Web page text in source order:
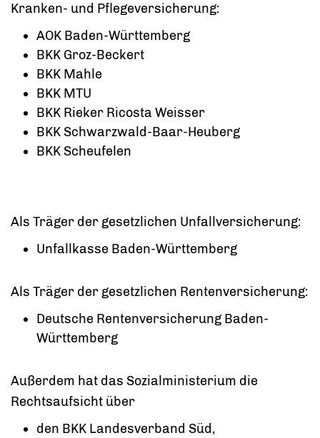
Kranken- und Pflegeversicherung:
AOK Baden-Württemberg
BKK Groz-Beckert
BKK Mahle
BKK MTU
BKK Rieker Ricosta Weisser
BKK Schwarzwald-Baar-Heuberg
BKK Scheufelen
Als Träger der gesetzlichen Unfallversicherung:
Unfallkasse Baden-Württemberg
Als Träger der gesetzlichen Rentenversicherung:
Deutsche Rentenversicherung Baden-
Württemberg
Außerdem hat das Sozialministerium die
Rechtsaufsicht über
den BKK Landesverband Süd,